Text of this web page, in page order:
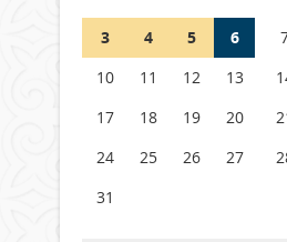
Германия аптап
бастады
04 тамыз 2026 ж.
3
4 5 6
10
11 12 13
17
18 19 20
24
25 26 27
31